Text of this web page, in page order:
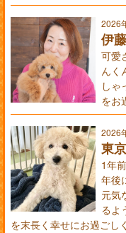
2026
伊
可愛
んく
しゃ
をお
2026
東
1年
年後
元気
るよ
を末長く幸せにお過ごし